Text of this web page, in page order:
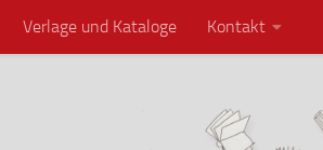
Verlage und Kataloge Kontakt